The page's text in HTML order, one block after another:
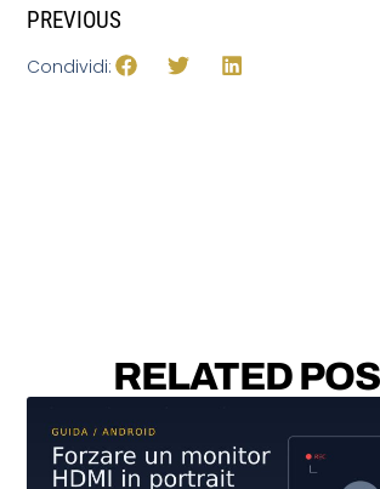
PREVIOUS
Condividi:
RELATED